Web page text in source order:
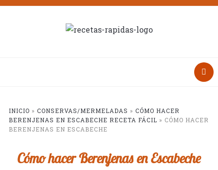
INICIO » CONSERVAS/MERMELADAS » CÓMO HACER
BERENJENAS EN ESCABECHE RECETA FÁCIL » CÓMO HACER
BERENJENAS EN ESCABECHE
Cómo hacer Berenjenas en Escabeche